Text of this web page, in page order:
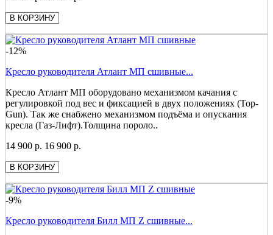
В КОРЗИНУ
-12%
Кресло руководителя Атлант МП сшивные...
Кресло Атлант МП оборудовано механизмом качания с
регулировкой под вес и фиксацией в двух положениях (Top-
Gun). Так же снабжено механизмом подъёма и опускания
кресла (Газ-Лифт).Толщина пороло..
14 900 р. 16 900 р.
В КОРЗИНУ
-9%
Кресло руководителя Билл МП Z сшивные...